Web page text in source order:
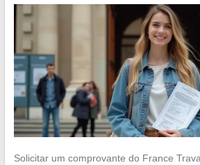
Solicitar um comprovante do France